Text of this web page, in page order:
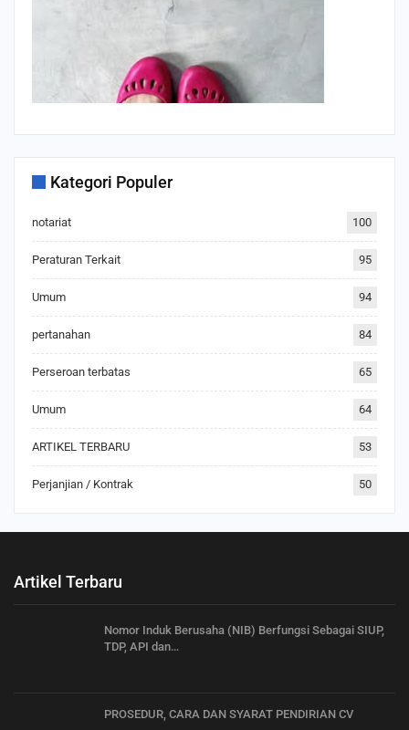
Kategori Populer
notariat 100
Peraturan Terkait 95
Umum 94
pertanahan 84
Perseroan terbatas 65
Umum 64
ARTIKEL TERBARU 53
Perjanjian / Kontrak 50
Artikel Terbaru
Nomor Induk Berusaha (NIB) Berfungsi Sebagai SIUP,
TDP, API dan…
PROSEDUR, CARA DAN SYARAT PENDIRIAN CV